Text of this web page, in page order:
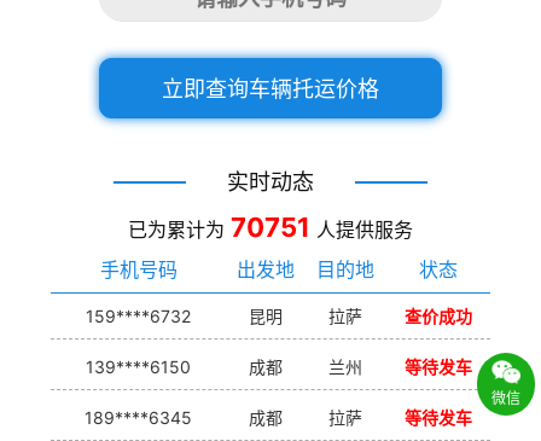
立即查询车辆托运价格
实时动态
已为累计为 70751 人提供服务
手机号码
出发地 目的地 状态
159****6732 昆明 拉萨 查价成功
139****6150 成都 兰州 等待发车
189****6345 成都 拉萨 等待发车
微信